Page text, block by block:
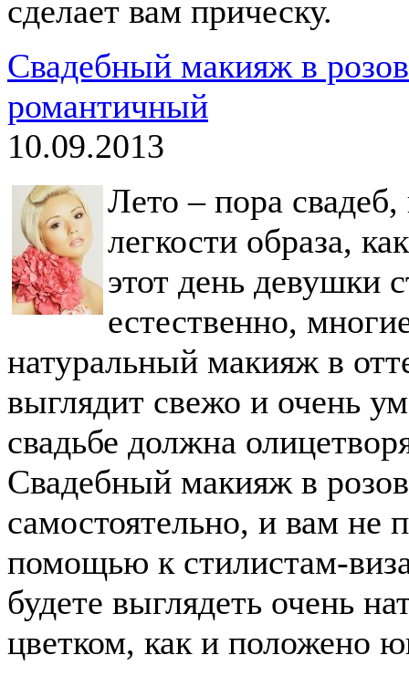
сделает вам прическу.
Свадебный макияж в
романтичный
10.09.2013
Лето – пора свадеб,
легкости образа,
этот день девушки
естественно,
натуральный макияж в
выглядит свежо и очень
свадьбе должна
Свадебный макияж в
самостоятельно, и вам не
помощью к стилистам-
будете выглядеть очень
цветком, как и положено